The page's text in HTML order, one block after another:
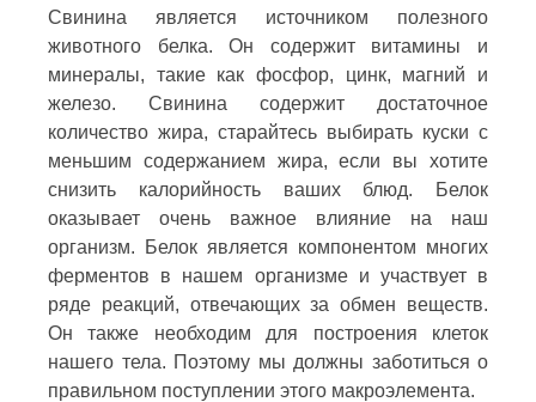
Свинина является источником полезного
животного белка. Он содержит витамины и
минералы, такие как фосфор, цинк, магний и
железо. Свинина содержит достаточное
количество жира, старайтесь выбирать куски с
меньшим содержанием жира, если вы хотите
снизить калорийность ваших блюд. Белок
оказывает очень важное влияние на наш
организм. Белок является компонентом многих
ферментов в нашем организме и участвует в
ряде реакций, отвечающих за обмен веществ.
Он также необходим для построения клеток
нашего тела. Поэтому мы должны заботиться о
правильном поступлении этого макроэлемента.